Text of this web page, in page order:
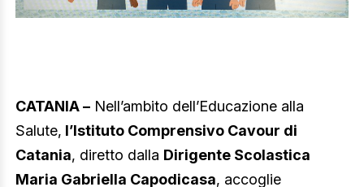
CATANIA – Nell’ambito dell’Educazione alla
Salute, l’Istituto Comprensivo Cavour di
Catania, diretto dalla Dirigente Scolastica
Maria Gabriella Capodicasa, accoglie